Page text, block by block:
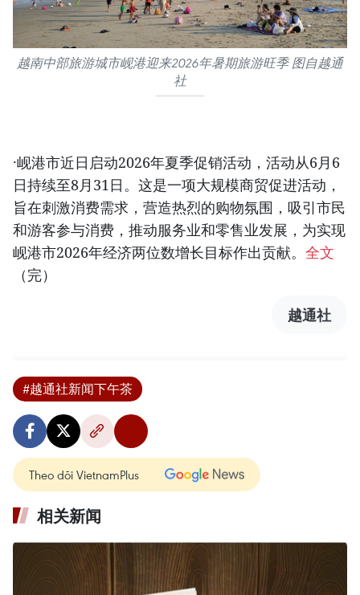
越南中部旅游城市岘港迎来2026年暑期旅游旺季 图自越通
社
·岘港市近日启动2026年夏季促销活动，活动从6月6
日持续至8月31日。这是一项大规模商贸促进活动，
旨在刺激消费需求，营造热烈的购物氛围，吸引市民
和游客参与消费，推动服务业和零售业发展，为实现
岘港市2026年经济两位数增长目标作出贡献。 全文
（完）
越通社
#越通社新闻下午茶
Theo dõi VietnamPlus
相关新闻